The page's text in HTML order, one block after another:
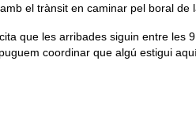
el trànsit en caminar pel boral de
que les arribades siguin entre les
coordinar que algú estigui